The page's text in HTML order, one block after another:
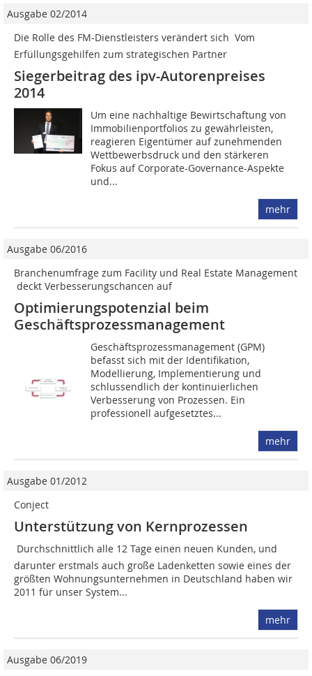
Ausgabe 02/2014
Die Rolle des FM-Dienstleisters verändert sich  Vom
Erfüllungsgehilfen zum strategischen Partner
Siegerbeitrag des ipv-Autorenpreises
2014
Um eine nachhaltige Bewirtschaftung von
Immobilienportfolios zu gewährleisten,
reagieren Eigentümer auf zunehmenden
Wettbewerbsdruck und den stärkeren
Fokus auf Corporate-Governance-Aspekte
und...
mehr
Ausgabe 06/2016
Branchenumfrage zum Facility und Real Estate Management
­ deckt Verbesserungschancen auf
Optimierungspotenzial beim
Geschäftsprozessmanagement
Geschäftsprozessmanagement (GPM)
befasst sich mit der Identifikation,
Modellierung, Implementierung und
schlussendlich der kontinuierlichen
Verbesserung von Prozessen. Ein
professionell aufgesetztes...
mehr
Ausgabe 01/2012
Conject
Unterstützung von Kernprozessen
Durchschnittlich alle 12 Tage einen neuen Kunden, und
darunter erstmals auch große Ladenketten sowie eines der
größten Wohnungsunternehmen in Deutschland haben wir
2011 für unser System...
mehr
Ausgabe 06/2019